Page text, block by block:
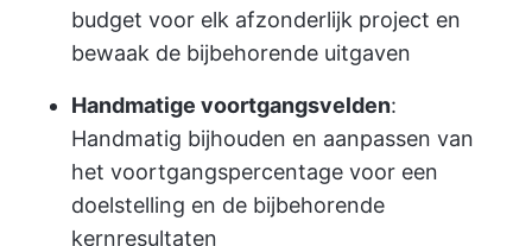
budget voor elk afzonderlijk project en
bewaak de bijbehorende uitgaven
Handmatige voortgangsvelden:
Handmatig bijhouden en aanpassen van
het voortgangspercentage voor een
doelstelling en de bijbehorende
kernresultaten